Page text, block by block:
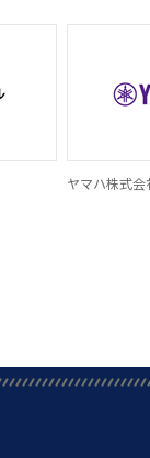
ヤマハ株式会